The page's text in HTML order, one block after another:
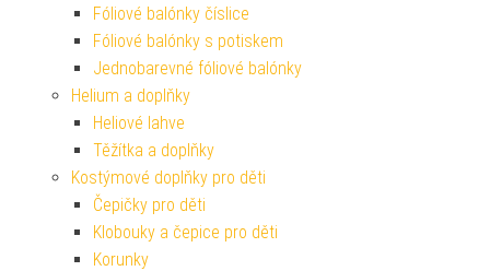
Fóliové balónky číslice
Fóliové balónky s potiskem
Jednobarevné fóliové balónky
Helium a doplňky
Heliové lahve
Těžítka a doplňky
Kostýmové doplňky pro děti
Čepičky pro děti
Klobouky a čepice pro děti
Korunky